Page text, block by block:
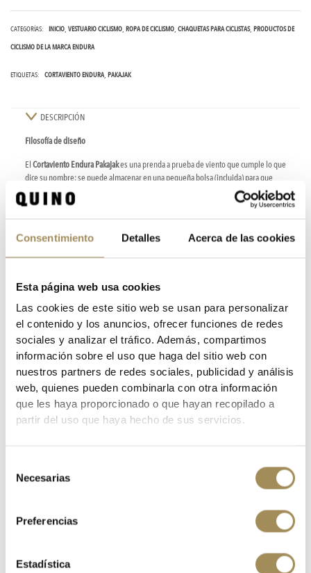
Consentimiento Detalles Acerca de las cookies
Esta página web usa cookies
Las cookies de este sitio web se usan para personalizar
el contenido y los anuncios, ofrecer funciones de redes
sociales y analizar el tráfico. Además, compartimos
información sobre el uso que haga del sitio web con
nuestros partners de redes sociales, publicidad y análisis
web, quienes pueden combinarla con otra información
que les haya proporcionado o que hayan recopilado a
partir del uso que haya hecho de sus servicios.
Necesarias
Preferencias
Estadística
CATEGORÍAS: INICIO VESTUARIO CICLISMO ROPA DE CICLISMO CHAQUETAS PARA CICLISTAS PRODUCTOS DE
CICLISMO DE LA MARCA ENDURA
ETIQUETAS: CORTAVIENTO ENDURA PAKAJAK
DESCRIPCIÓN
Filosofía de diseño
ElCortaviento Endura Pakajakes una prenda a prueba de viento que cumple lo que
dice su nombre: se puede almacenar en una pequeña bolsa (incluida) para que
puedas llevarlo contigo todo el tiempo, asegurándose de que esté allí cuando
necesites protección extra para mantenerte cómodo
La seguridad es lo primero
Los detalles reflectantes en la parte delantera, trasera y en las mangas aumentan
su visibilidad para otros usuarios en la carretera. La opción amarilla de alta
visualización agrega una capa adicional de seguridad en condiciones de poca
CARACTERÍSTICAS
- Confeccionado en multitejido anti-roturas, cortavientos y ultraligero
- Detalles reflectantes en mangas, hombros y parte trasera